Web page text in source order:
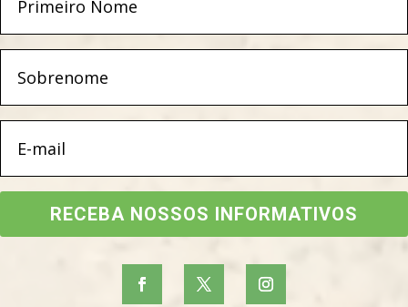
RECEBA NOSSOS INFORMATIVOS